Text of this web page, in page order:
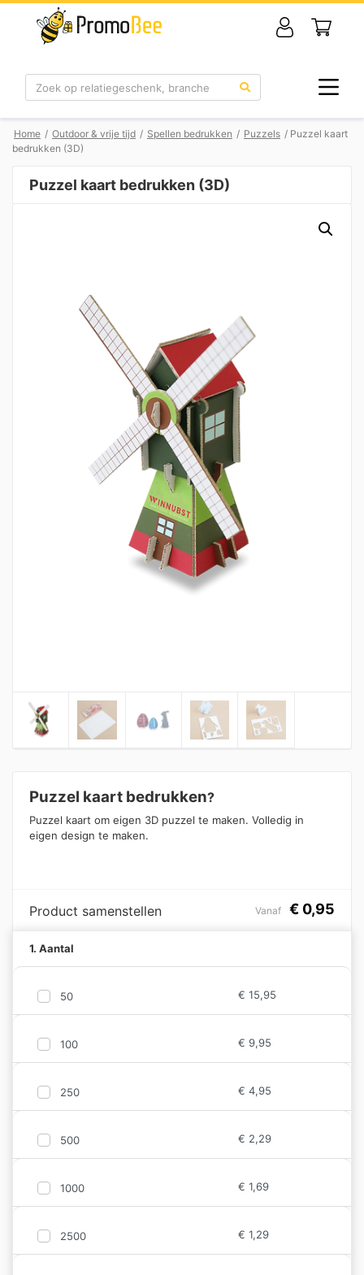
Zoek
Home / Outdoor & vrije tijd / Spellen bedrukken / Puzzels / Puzzel kaart
bedrukken (3D)
Puzzel kaart bedrukken (3D)
Puzzel kaart bedrukken?
Puzzel kaart om eigen 3D puzzel te maken. Volledig in
eigen design te maken.
Product samenstellen Vanaf € 0,95
1. Aantal
50 € 15,95
100 € 9,95
250 € 4,95
500 € 2,29
1000 € 1,69
2500 € 1,29